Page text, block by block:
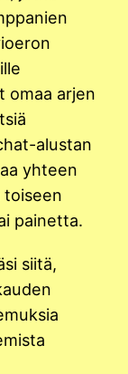
omaa arjen
alustan
yhteen
toiseen
painetta.
siitä,